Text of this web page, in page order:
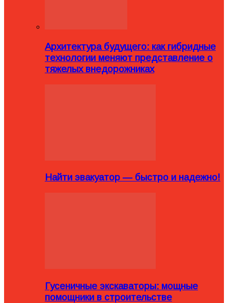
Архитектура будущего: как гибридные
технологии меняют представление о
тяжелых внедорожниках
Найти эвакуатор — быстро и надежно!
Гусеничные экскаваторы: мощные
помощники в строительстве